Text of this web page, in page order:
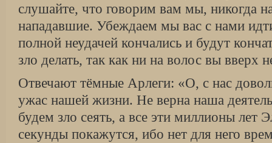
слушайте, что говорим вам мы, никогда
нападавшие. Убеждаем мы вас с нами
полной неудачей кончались и будут
зло делать, так как ни на волос вы вверх
Отвечают тёмные Арлеги: «О, с нас
ужас нашей жизни. Не верна наша
будем зло сеять, а все эти миллионы лет
секунды покажутся, ибо нет для него